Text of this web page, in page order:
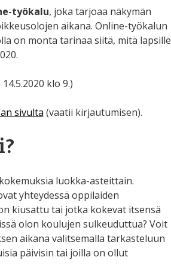
työkalu, joka tarjoaa näkymän
aikana. Online-työkalun
on monta tarinaa siitä, mitä lapsille
klo 9.)
sivulta (vaatii kirjautumisen).
luokka-asteittain.
yhteydessä oppilaiden
kiusattu tai jotka kokevat itsensä
olon koulujen sulkeuduttua? Voit
aikana valitsemalla tarkasteluun
päivisin tai joilla on ollut